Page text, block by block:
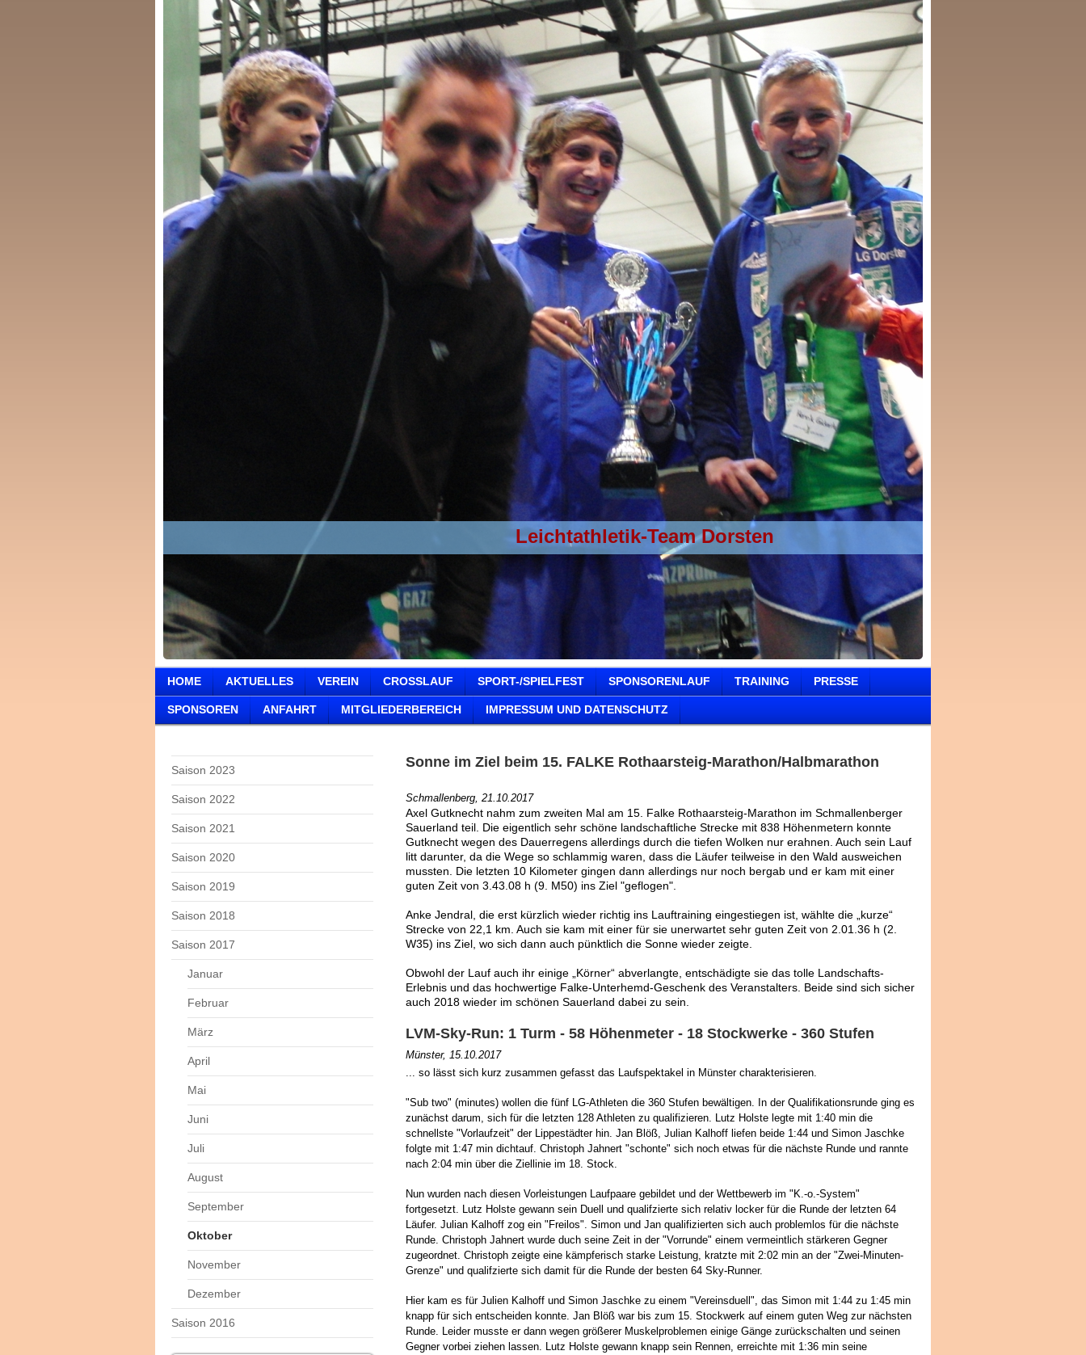
Leichtathletik-Team Dorsten
HOME AKTUELLES VEREIN CROSSLAUF SPORT-/SPIELFEST SPONSORENLAUF TRAINING PRESSE
SPONSOREN ANFAHRT MITGLIEDERBEREICH IMPRESSUM UND DATENSCHUTZ
Saison 2023
Saison 2022
Saison 2021
Saison 2020
Saison 2019
Saison 2018
Saison 2017
Januar
Februar
März
April
Mai
Juni
Juli
August
September
Oktober
November
Dezember
Saison 2016
Sonne im Ziel beim 15. FALKE Rothaarsteig-Marathon/Halbmarathon
Schmallenberg, 21.10.2017
Axel Gutknecht nahm zum zweiten Mal am 15. Falke Rothaarsteig-Marathon im Schmallenberger
Sauerland teil. Die eigentlich sehr schöne landschaftliche Strecke mit 838 Höhenmetern konnte
Gutknecht wegen des Dauerregens allerdings durch die tiefen Wolken nur erahnen. Auch sein Lauf
litt darunter, da die Wege so schlammig waren, dass die Läufer teilweise in den Wald ausweichen
mussten. Die letzten 10 Kilometer gingen dann allerdings nur noch bergab und er kam mit einer
guten Zeit von 3.43.08 h (9. M50) ins Ziel "geflogen".
Anke Jendral, die erst kürzlich wieder richtig ins Lauftraining eingestiegen ist, wählte die „kurze“
Strecke von 22,1 km. Auch sie kam mit einer für sie unerwartet sehr guten Zeit von 2.01.36 h (2.
W35) ins Ziel, wo sich dann auch pünktlich die Sonne wieder zeigte.
Obwohl der Lauf auch ihr einige „Körner“ abverlangte, entschädigte sie das tolle Landschafts-
Erlebnis und das hochwertige Falke-Unterhemd-Geschenk des Veranstalters. Beide sind sich sicher
auch 2018 wieder im schönen Sauerland dabei zu sein.
LVM-Sky-Run: 1 Turm - 58 Höhenmeter - 18 Stockwerke - 360 Stufen
Münster, 15.10.2017
... so lässt sich kurz zusammen gefasst das Laufspektakel in Münster charakterisieren.
"Sub two" (minutes) wollen die fünf LG-Athleten die 360 Stufen bewältigen. In der Qualifikationsrunde ging es
zunächst darum, sich für die letzten 128 Athleten zu qualifizieren. Lutz Holste legte mit 1:40 min die
schnellste "Vorlaufzeit" der Lippestädter hin. Jan Blöß, Julian Kalhoff liefen beide 1:44 und Simon Jaschke
folgte mit 1:47 min dichtauf. Christoph Jahnert "schonte" sich noch etwas für die nächste Runde und rannte
nach 2:04 min über die Ziellinie im 18. Stock.
Nun wurden nach diesen Vorleistungen Laufpaare gebildet und der Wettbewerb im "K.-o.-System"
fortgesetzt. Lutz Holste gewann sein Duell und qualifzierte sich relativ locker für die Runde der letzten 64
Läufer. Julian Kalhoff zog ein "Freilos". Simon und Jan qualifizierten sich auch problemlos für die nächste
Runde. Christoph Jahnert wurde duch seine Zeit in der "Vorrunde" einem vermeintlich stärkeren Gegner
zugeordnet. Christoph zeigte eine kämpferisch starke Leistung, kratzte mit 2:02 min an der "Zwei-Minuten-
Grenze" und qualifzierte sich damit für die Runde der besten 64 Sky-Runner.
Hier kam es für Julien Kalhoff und Simon Jaschke zu einem "Vereinsduell", das Simon mit 1:44 zu 1:45 min
knapp für sich entscheiden konnte. Jan Blöß war bis zum 15. Stockwerk auf einem guten Weg zur nächsten
Runde. Leider musste er dann wegen größerer Muskelproblemen einige Gänge zurückschalten und seinen
Gegner vorbei ziehen lassen. Lutz Holste gewann knapp sein Rennen, erreichte mit 1:36 min seine